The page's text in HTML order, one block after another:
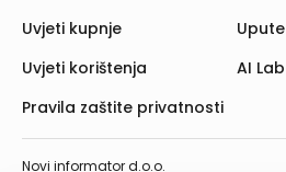
Novi informator d.o.o.
Uvjeti kupnje
Uvjeti korištenja
Pravila zaštite privatnosti
AI Lab